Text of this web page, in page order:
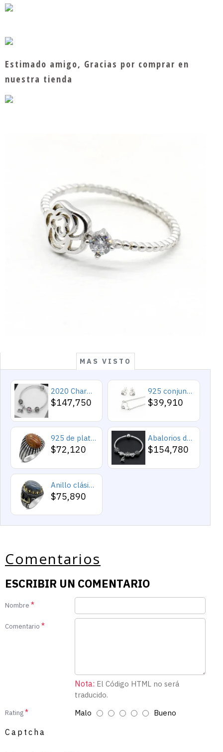
Estimado amigo, Gracias por comprar en
nuestra tienda
MAS VISTO
2020 Charms y cuentas de corazón, pulseras románticas de Cupido de circón rosa, joyería DIY, corazones en toda la prenda
$147,750
925 conjuntos de joyas de plata para 2019 conjunto de collares de corazón de amor para mujer regalo de joyería de boda
$39,910
925 de plata esterlina Simple personalidad Natural de ágata loco de piedra de los hombres y las mujeres anillos de tendencia Retro turco de los hombres anillos de boda
$72,120
Abalorios de plata esterlina 925 pura, abalorios de animales, elefante, hipopótamo, corazones, pulsera artesanal
$154,780
Anillo clásico de plata 925 para hombre con castillo de labradorita Natural, anillo de compromiso Retro Punk auspicioso de Turquía Constantinople
$75,890
Comentarios
ESCRIBIR UN COMENTARIO
Nombre
Comentario
Nota: El Código HTML no será
traducido.
Rating Malo Bueno
Captcha